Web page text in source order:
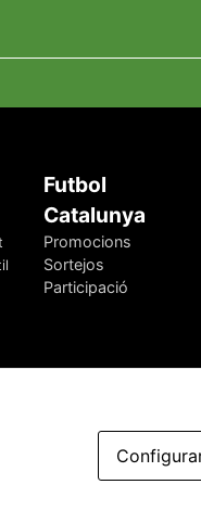
Futbol
Catalunya
Promocions
Sortejos
Participació